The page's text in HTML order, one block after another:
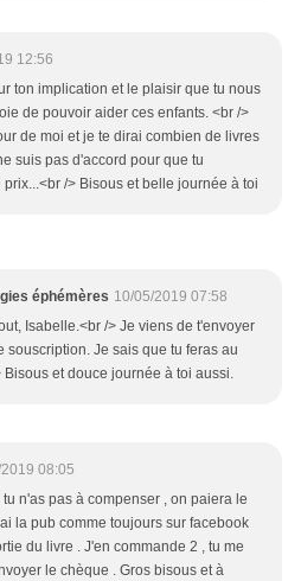
12:56
ton implication et le plaisir que tu nous
de pouvoir aider ces enfants. <br />
de moi et je te dirai combien de livres
suis pas d'accord pour que tu
/> Bisous et belle journée à toi
éphémères 10/05/2019 07:58
Isabelle.<br /> Je viens de t'envoyer
souscription. Je sais que tu feras au
Bisous et douce journée à toi aussi.
08:05
n'as pas à compenser , on paiera le
la pub comme toujours sur facebook
du livre . J'en commande 2 , tu me
le chèque . Gros bisous et à